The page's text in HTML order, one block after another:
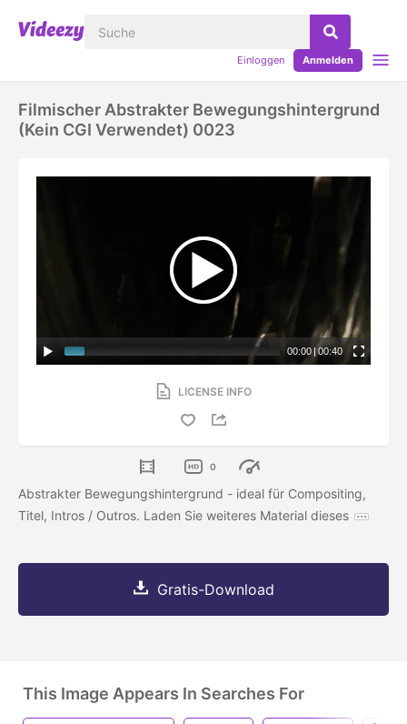
Einloggen Anmelden
Filmischer Abstrakter Bewegungshintergrund
(kein CGI Verwendet) 0023
00:00 | 00:40
LICENSE INFO
0
Abstrakter Bewegungshintergrund - ideal für Compositing,
Titel, Intros / Outros. Laden Sie weiteres Material dieses
Gratis-Download
This Image Appears In Searches For